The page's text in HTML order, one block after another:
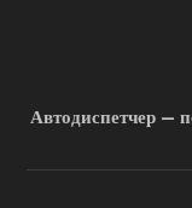
Автодиспетчер —